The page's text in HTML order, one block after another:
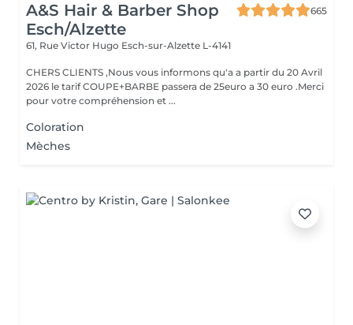
A&S Hair & Barber Shop
Esch/Alzette
665
61, Rue Victor Hugo Esch-sur-Alzette L-4141
CHERS CLIENTS ,Nous vous informons qu'a a partir du 20 Avril
2026 le tarif COUPE+BARBE passera de 25euro a 30 euro .Merci
pour votre compréhension et ...
Coloration
Mèches